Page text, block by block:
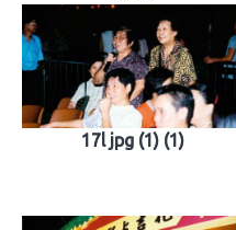
17l jpg (1) (1)